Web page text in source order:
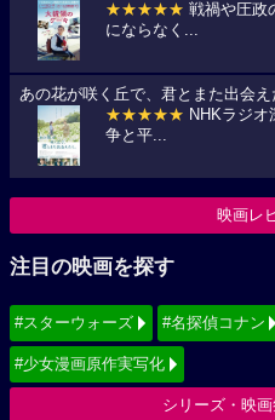
★★★★★ 戦禍や圧政
にならなく...
あの花が咲く丘で、君とまた出会え
★★★★★ NHKラジ
争と平...
映画レ
注目の映画を探す
#スターウォーズ #名探偵コナン
#少女漫画原作実写化
シリーズ・映